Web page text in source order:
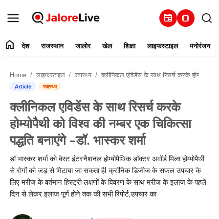
newspaper amp_stories
संपर्क करें
देश
राजस्थान
जालोर
खेल
home देश राजस्थान जालोर खेल शिक्षा लाइफस्टाइल मनोरंजन
Home लाइफस्टाइल स्वास्थ्य क्लीनिकल एविडेंस के साथ रिसर्च करके होम्योपैथी को विश्व की नम्बर एक चिकित्सा पद्धति बनाएंगे –डॉ. भास्कर शर्मा
Article स्वास्थ्य
क्लीनिकल एविडेंस के साथ रिसर्च करके
होम्योपैथी को विश्व की नम्बर एक चिकित्सा
पद्धति बनाएंगे –डॉ. भास्कर शर्मा
डॉ भास्कर शर्मा को बेस्ट इंटरनैशनल होम्योपैथिक डॉक्टर अवॉर्ड मिला होम्योपैथी
से रोगों को जड़ से मिटाया जा सकता हैl क्रॉनिक डिजीज के सफल उपचार के
लिए मरीज के वर्तमान हिस्ट्री लक्षणों के विवरण के साथ मरीज के इलाज के पहले
दिन से लेकर इलाज पूर्ण होने तक की सभी रिपोर्ट,उपचार का